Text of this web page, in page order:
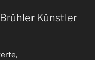
Künstler